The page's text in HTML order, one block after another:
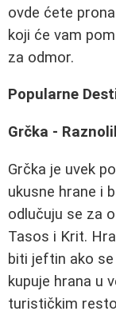
ovde ćete
koji će vam
za odmor.
Popularne
Grčka -
Grčka je uvek
ukusne hrane i
odlučuju se za
Tasos i Krit.
biti jeftin ako se
kupuje hrana u
turističkim